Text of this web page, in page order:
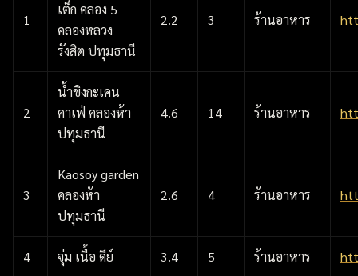
1
เต็ก คลอง 5
คลองหลวง
รังสิต ปทุมธานี
2.2 3 ร้านอาหาร
2
น้ำขิงกะเคน
คาเฟ่ คลองห้า
ปทุมธานี
4.6 14 ร้านอาหาร
3
Kaosoy garden
คลองห้า
ปทุมธานี
2.6 4 ร้านอาหาร
4 จุ่ม เนื้อ ดีย์ 3.4 5 ร้านอาหาร